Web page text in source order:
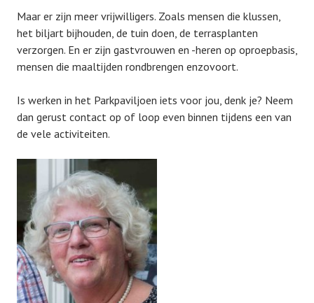
Maar er zijn meer vrijwilligers. Zoals mensen die klussen,
het biljart bijhouden, de tuin doen, de terrasplanten
verzorgen. En er zijn gastvrouwen en -heren op oproepbasis,
mensen die maaltijden rondbrengen enzovoort.
Is werken in het Parkpaviljoen iets voor jou, denk je? Neem
dan gerust contact op of loop even binnen tijdens een van
de vele activiteiten.